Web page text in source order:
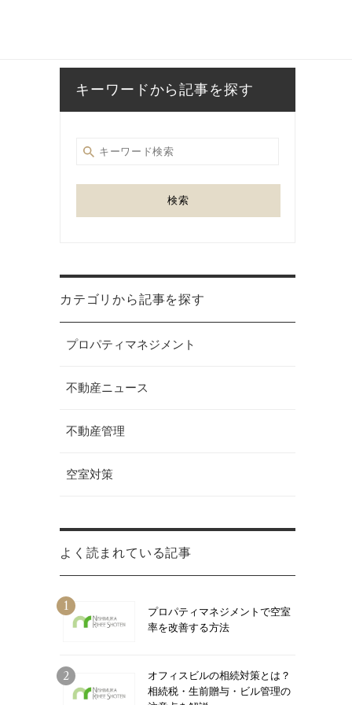
キーワードから記事を探す
検索
カテゴリから記事を探す
プロパティマネジメント
不動産ニュース
不動産管理
空室対策
よく読まれている記事
プロパティマネジメントで空室
率を改善する方法
オフィスビルの相続対策とは？
相続税・生前贈与・ビル管理の